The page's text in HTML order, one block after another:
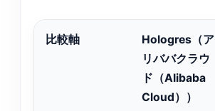
比較軸
Hologres（ア
リババクラウ
ド（Alibaba
Cloud））